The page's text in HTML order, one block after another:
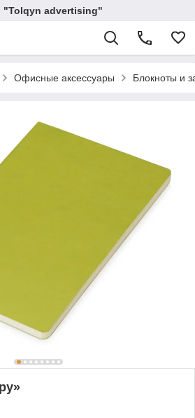
"Tolqyn advertising"
Офисные аксессуары Блокноты и